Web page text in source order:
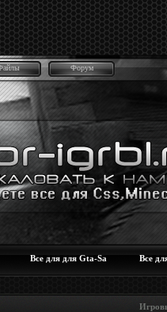
Форум
Все для для Gta-Sa Все
темы Игровые